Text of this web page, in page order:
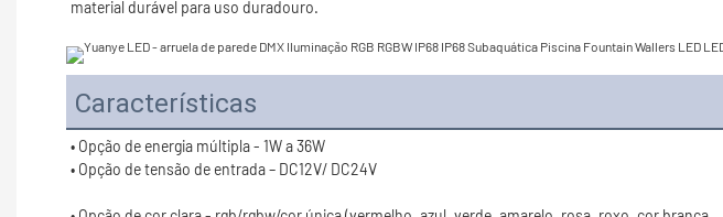
Características